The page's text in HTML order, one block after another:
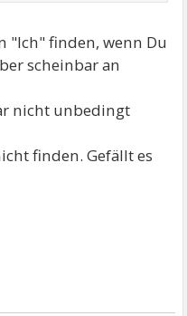
"Ich" finden, wenn Du
scheinbar an
nicht unbedingt
finden. Gefällt es